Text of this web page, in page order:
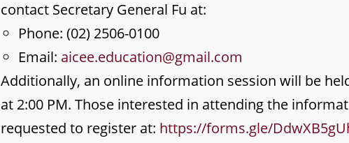
contact Secretary General Fu at:
Phone: (02) 2506-0100
Email: aicee.education@gmail.com
Additionally, an online information session will be
at 2:00 PM. Those interested in attending the
requested to register at: https://forms.gle/